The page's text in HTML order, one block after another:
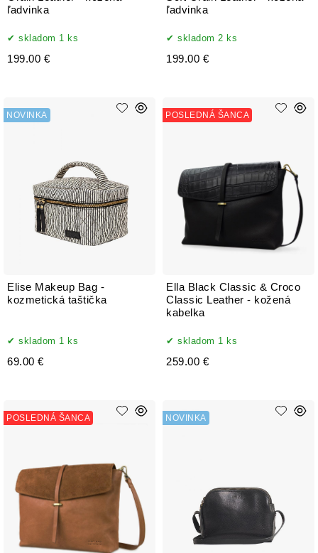
ľadvinka
skladom 1 ks
199.00 €
ľadvinka
skladom 2 ks
199.00 €
Elise Makeup Bag -
kozmetická taštička
NOVINKA
skladom 1 ks
69.00 €
Ella Black Classic & Croco
Classic Leather - kožená
kabelka
POSLEDNÁ ŠANCA
skladom 1 ks
259.00 €
POSLEDNÁ ŠANCA NOVINKA